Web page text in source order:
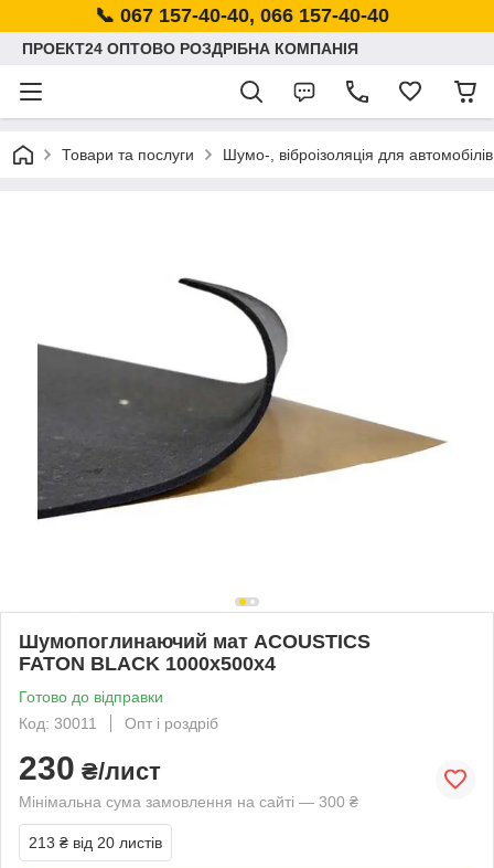
📞 067 157-40-40, 066 157-40-40
ПРОЕКТ24 ОПТОВО РОЗДРІБНА КОМПАНІЯ
Товари та послуги Шумо-, віброізоляція для автомобілів
Шумопоглинаючий мат ACOUSTICS
FATON BLACK 1000х500х4
Готово до відправки
Код: 30011
Опт і роздріб
230 ₴/лист
Мінімальна сума замовлення на сайті — 300 ₴
213 ₴ від 20 листів